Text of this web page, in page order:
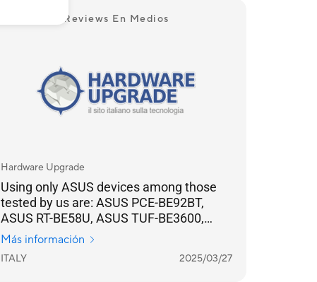
Reviews En Medios
Hardware Upgrade
Using only ASUS devices among those
tested by us are: ASUS PCE-BE92BT,
ASUS RT-BE58U, ASUS TUF-BE3600,
ASUS ZenWifi BD4, ASUS ExpertWifi
and makes configuration and
Más información
ITALY 2025/03/27